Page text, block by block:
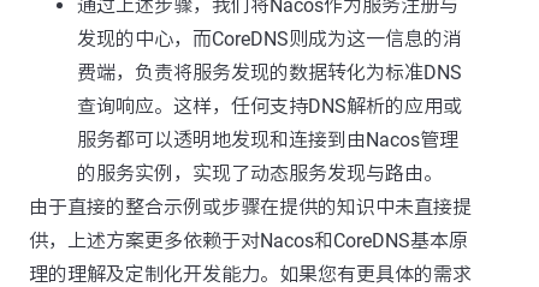
通过上述步骤，我们将Nacos作为服务注册与
发现的中心，而CoreDNS则成为这一信息的消
费端，负责将服务发现的数据转化为标准DNS
查询响应。这样，任何支持DNS解析的应用或
服务都可以透明地发现和连接到由Nacos管理
的服务实例，实现了动态服务发现与路由。
由于直接的整合示例或步骤在提供的知识中未直接提
供，上述方案更多依赖于对Nacos和CoreDNS基本原
理的理解及定制化开发能力。如果您有更具体的需求